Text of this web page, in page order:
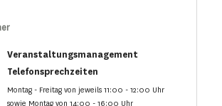
Veranstaltungsmanagement
Telefonsprechzeiten
Montag - Freitag von jeweils 11:00 - 12:00 Uhr
sowie Montag von 14:00 - 16:00 Uhr